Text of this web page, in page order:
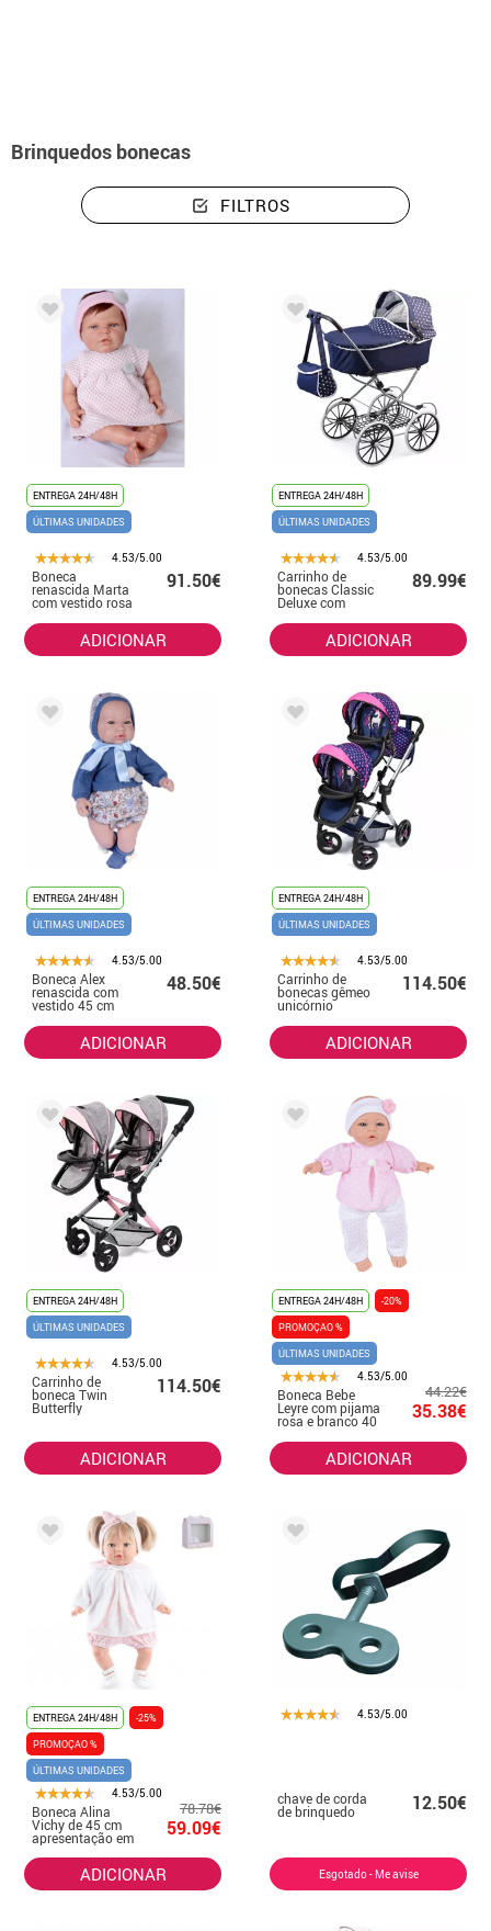
Brinquedos bonecas
FILTROS
ENTREGA 24H/48H
ÚLTIMAS UNIDADES
4.53/5.00
Boneca
renascida Marta
com vestido rosa
91.50€
ADICIONAR
ENTREGA 24H/48H
ÚLTIMAS UNIDADES
4.53/5.00
Carrinho de
bonecas Classic
Deluxe com
42 cm
89.99€
ADICIONAR
ENTREGA 24H/48H
ÚLTIMAS UNIDADES
4.53/5.00
Boneca Alex
renascida com
vestido 45 cm
48.50€
ADICIONAR
ENTREGA 24H/48H
ÚLTIMAS UNIDADES
4.53/5.00
Carrinho de
bonecas gêmeo
unicórnio
114.50€
ADICIONAR
ENTREGA 24H/48H
ÚLTIMAS UNIDADES
4.53/5.00
Carrinho de
boneca Twin
Butterfly
114.50€
ADICIONAR
ENTREGA 24H/48H
-20%
PROMOÇAO %
ÚLTIMAS UNIDADES
4.53/5.00
Boneca Bebe
Leyre com pijama
rosa e branco 40
44.22€
35.38€
ADICIONAR
ENTREGA 24H/48H
-25%
PROMOÇAO %
ÚLTIMAS UNIDADES
4.53/5.00
Boneca Alina
Vichy de 45 cm
apresentação em
estojo
78.78€
59.09€
ADICIONAR
4.53/5.00
chave de corda
de brinquedo 12.50€
Esgotado - Me avise